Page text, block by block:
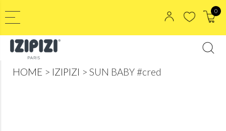
0
HOME IZIPIZI SUN BABY #cred